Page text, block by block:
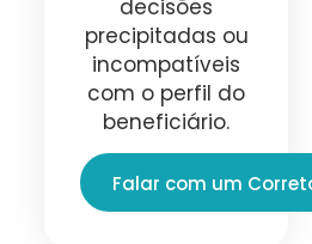
decisões
precipitadas ou
incompatíveis
com o perfil do
beneficiário.
Falar com um